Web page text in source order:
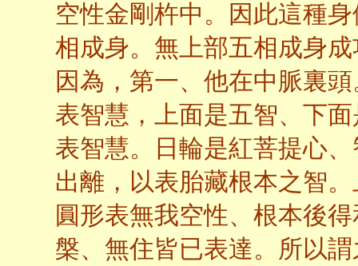
空性金剛杵中。因此這種
相成身。無上部五相成身
因為，第一、他在中脈裏
表智慧，上面是五智、下
表智慧。日輪是紅菩提心
出離，以表胎藏根本之智
圓形表無我空性、根本後
槃、無住皆已表達。所以